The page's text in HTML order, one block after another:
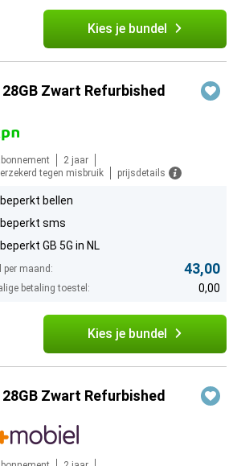
Kies je bundel
Zwart Refurbished
2 jaar
tegen misbruik
prijsdetails
bellen
sms
GB 5G in NL
per maand: 43,00
betaling toestel: 0,00
Kies je bundel
Zwart Refurbished